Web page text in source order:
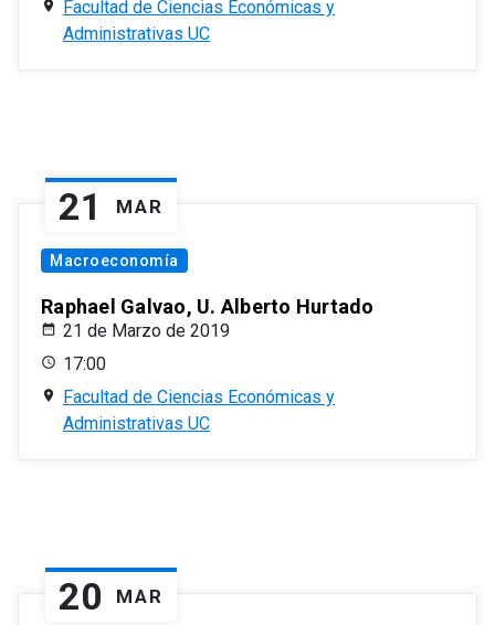
Facultad de Ciencias Económicas y
Administrativas UC
21 MAR
Macroeconomía
Raphael Galvao, U. Alberto Hurtado
21 de Marzo de 2019
17:00
Facultad de Ciencias Económicas y
Administrativas UC
20 MAR